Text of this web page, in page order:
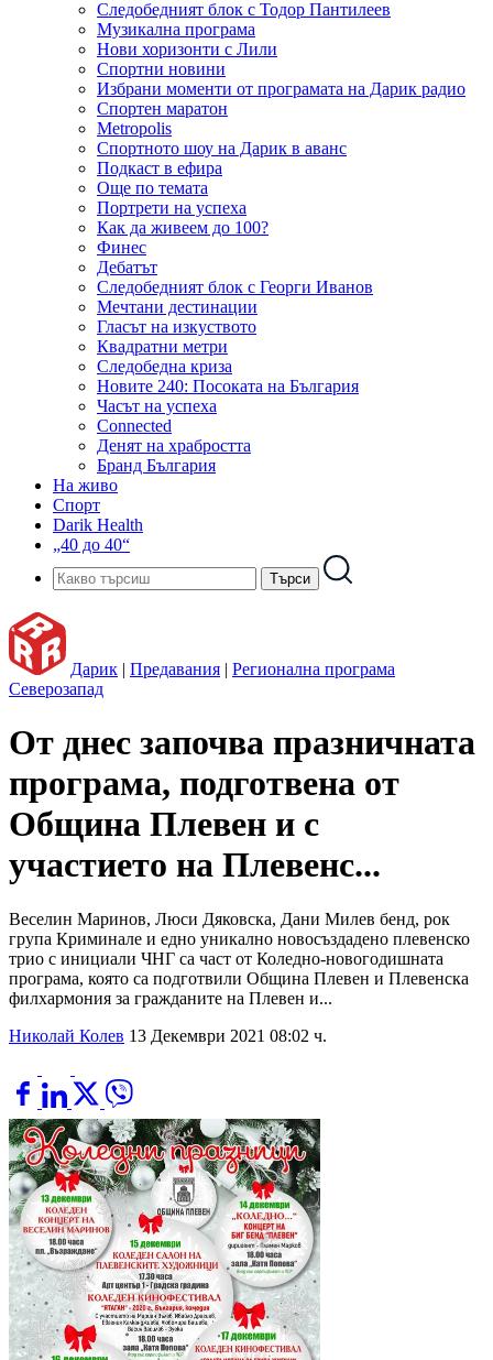
Следобедният блок с Тодор Пантилеев
Музикална програма
Нови хоризонти с Лили
Спортни новини
Избрани моменти от програмата на Дарик радио
Спортен маратон
Metropolis
Спортното шоу на Дарик в аванс
Подкаст в ефира
Още по темата
Портрети на успеха
Как да живеем до 100?
Финес
Дебатът
Следобедният блок с Георги Иванов
Мечтани дестинации
Гласът на изкуството
Квадратни метри
Следобедна криза
Новите 240: Посоката на България
Часът на успеха
Connected
Денят на храбростта
Бранд България
На живо
Спорт
Darik Health
„40 до 40“
Дарик | Предавания | Регионална програма
Северозапад
От днес започва празничната
програма, подготвена от
Община Плевен и с
участието на Плевенс...
Веселин Маринов, Люси Дяковска, Дани Милев бенд, рок
група Криминале и едно уникално новосъздадено плевенско
трио с инициали ЧНГ са част от Коледно-новогодишната
програма, която са подготвили Община Плевен и Плевенска
филхармония за гражданите на Плевен и...
Николай Колев 13 Декември 2021 08:02 ч.